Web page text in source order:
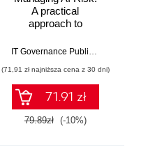
Leron Zinatullin
A practical
approach to
managing AI with
(71,91 zł najniższa cena z 30 dni)
71.91 zł
79.89zł (-10%)